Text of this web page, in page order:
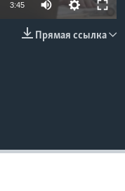
3:45
Прямая ссылка